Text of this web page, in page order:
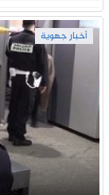
أخبار جهوية